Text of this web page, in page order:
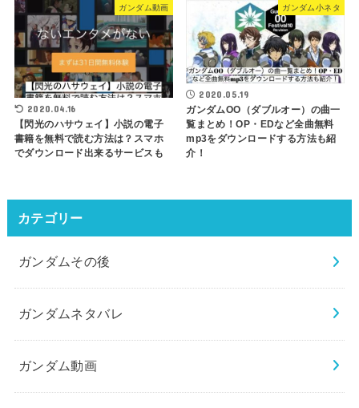
ガンダム動画
2020.04.16
【閃光のハサウェイ】小説の電子
書籍を無料で読む方法は？スマホ
でダウンロード出来るサービスも
ガンダム小ネタ
2020.05.19
ガンダムOO（ダブルオー）の曲一
覧まとめ！OP・EDなど全曲無料
mp3をダウンロードする方法も紹
介！
カテゴリー
ガンダムその後
ガンダムネタバレ
ガンダム動画